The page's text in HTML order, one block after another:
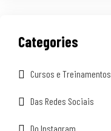
Categories
Cursos e Treinamentos
Das Redes Sociais
Do Instagram